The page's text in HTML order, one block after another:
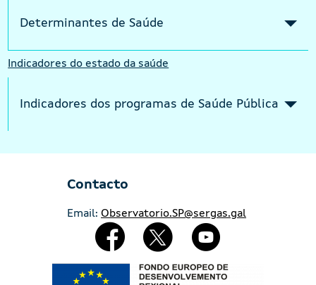
Determinantes de Saúde
Indicadores do estado da saúde
Indicadores dos programas de Saúde Pública
Contacto
Email: Observatorio.SP@sergas.gal
Redes Sociales